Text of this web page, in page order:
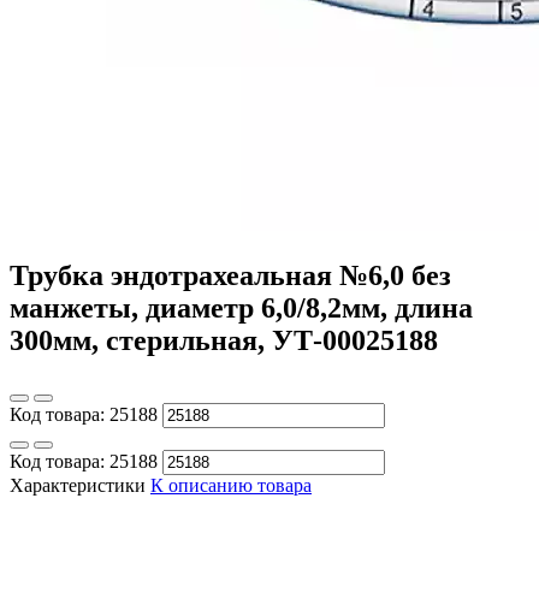
Трубка эндотрахеальная №6,0 без
манжеты, диаметр 6,0/8,2мм, длина
300мм, стерильная, УТ-00025188
Код товара: 25188
Код товара: 25188
Характеристики К описанию товара